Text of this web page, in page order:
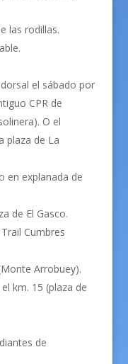
las rodillas.
el sábado por
CPR de
O el
plaza de La
en explanada de
de El Gasco.
Cumbres
Arrobuey).
km. 15 (plaza de
de